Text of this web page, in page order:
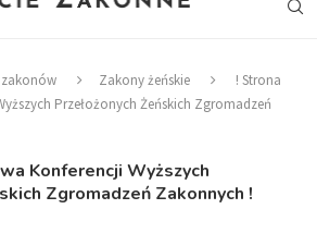
Zakony żeńskie
! Strona
Przełożonych Żeńskich Zgromadzeń
Konferencji Wyższych
Zgromadzeń Zakonnych !